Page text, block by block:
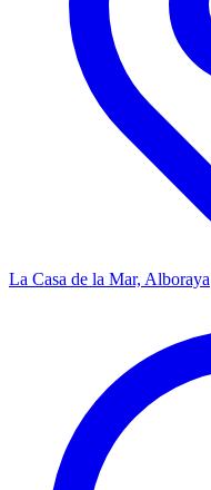
La Casa de la Mar, Alboraya